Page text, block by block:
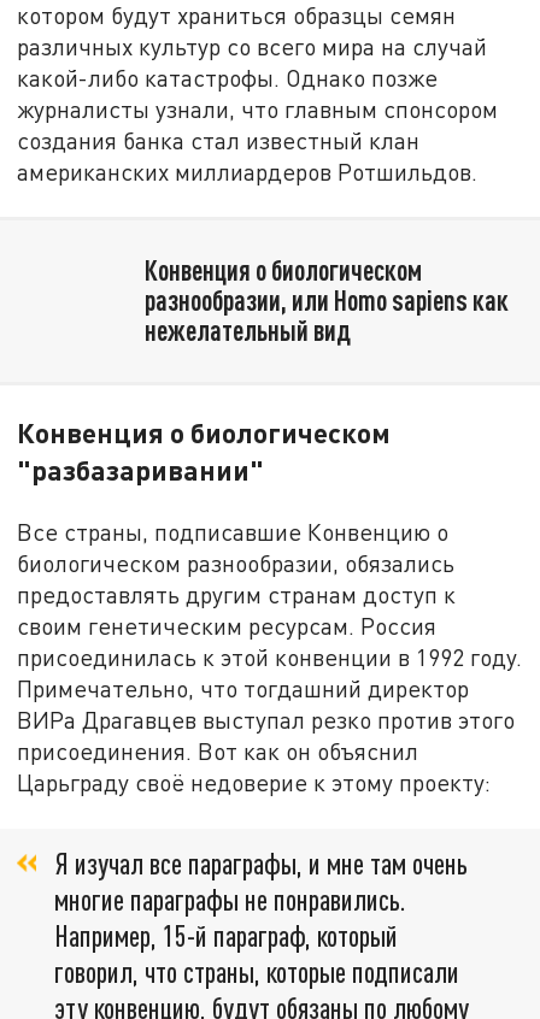
котором будут храниться образцы семян
различных культур со всего мира на случай
какой-либо катастрофы. Однако позже
журналисты узнали, что главным спонсором
создания банка стал известный клан
американских миллиардеров Ротшильдов.
Конвенция о биологическом
разнообразии, или Homo sapiens как
нежелательный вид
Конвенция о биологическом
"разбазаривании"
Все страны, подписавшие Конвенцию о
биологическом разнообразии, обязались
предоставлять другим странам доступ к
своим генетическим ресурсам. Россия
присоединилась к этой конвенции в 1992 году.
Примечательно, что тогдашний директор
ВИРа Драгавцев выступал резко против этого
присоединения. Вот как он объяснил
Царьграду своё недоверие к этому проекту:
Я изучал все параграфы, и мне там очень
многие параграфы не понравились.
Например, 15-й параграф, который
говорил, что страны, которые подписали
эту конвенцию, будут обязаны по любому